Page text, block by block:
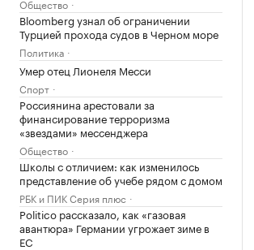
Общество
Bloomberg узнал об ограничении
Турцией прохода судов в Черном море
Политика
Умер отец Лионеля Месси
Спорт
Россиянина арестовали за
финансирование терроризма
«звездами» мессенджера
Общество
Школы с отличием: как изменилось
представление об учебе рядом с домом
РБК и ПИК Серия плюс
Politico рассказало, как «газовая
авантюра» Германии угрожает зиме в
ЕС